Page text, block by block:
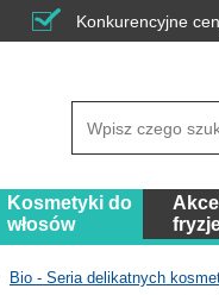
Konkurencyjne
Kosmetyki do
włosów
Bio - Seria delikatnych